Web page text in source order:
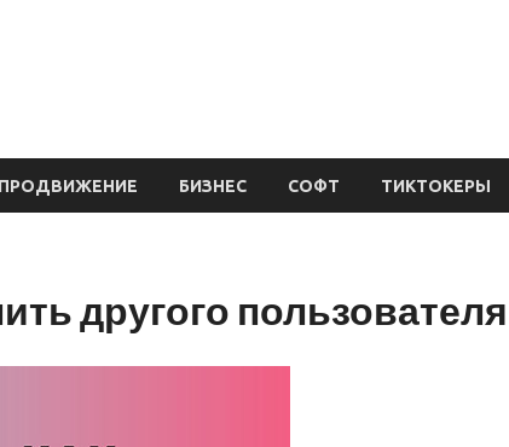
ПРОДВИЖЕНИЕ БИЗНЕС СОФТ ТИКТОКЕРЫ
другого пользователя